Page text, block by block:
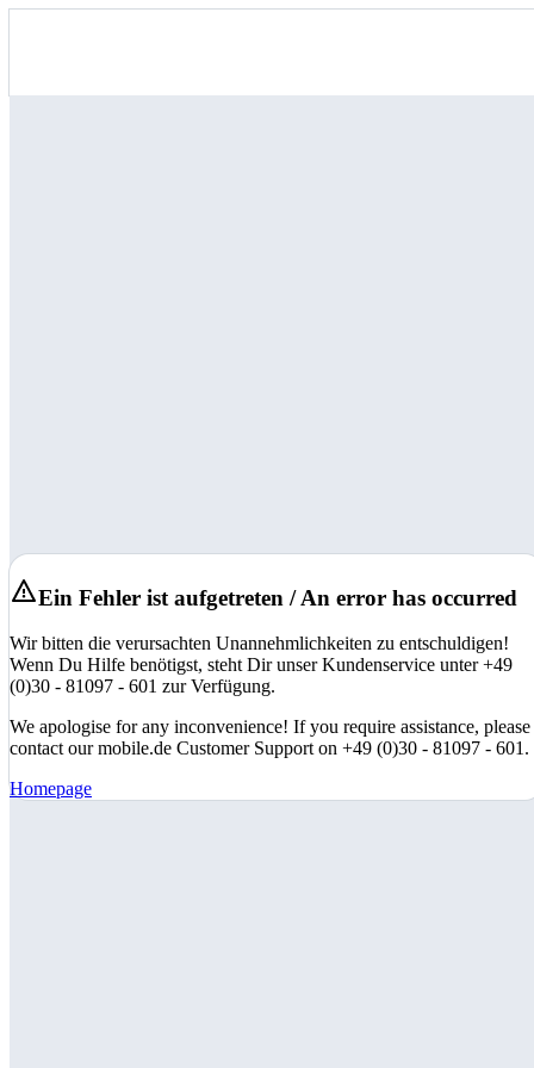
Ein Fehler ist aufgetreten / An error has occurred
Wir bitten die verursachten Unannehmlichkeiten zu entschuldigen!
Wenn Du Hilfe benötigst, steht Dir unser Kundenservice unter +49
(0)30 - 81097 - 601 zur Verfügung.
We apologise for any inconvenience! If you require assistance, please
contact our mobile.de Customer Support on +49 (0)30 - 81097 - 601.
Homepage